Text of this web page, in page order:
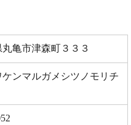
亀市津森町３３３
ケンマルガメシツノモリチ